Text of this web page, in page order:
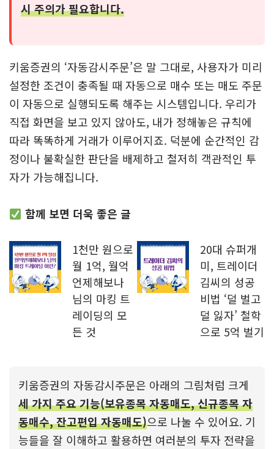
시 주의가 필요합니다.
키움증권의 ‘자동감시주문’은 말 그대로, 사용자가 미리
설정한 조건이 충족될 때 자동으로 매수 또는 매도 주문
이 자동으로 실행되도록 해주는 시스템입니다. 우리가
직접 화면을 보고 있지 않아도, 내가 정해놓은 규칙에
따라 똑똑하게 거래가 이루어지죠. 덕분에 순간적인 감
정이나 불확실한 판단을 배제하고 철저히 객관적인 투
자가 가능해집니다.
함께 보면 더욱 좋은 글
1천만 원으로
월 1억, 월억
언제해보나
님의 마킹 트
레이딩의 모
든 것
20대 슈퍼개
미, 트레이더
김씨의 성공
비법 ‘덜 벌고
덜 잃자’ 철학
으로 5억 벌기
키움증권의 자동감시주문은 아래의 그림처럼 크게
세 가지 주요 기능(보유종목 자동매도, 신규종목 자
동매수, 잔고편입 자동매도)으로 나눌 수 있어요. 기
능들을 잘 이해하고 활용하면 여러분의 투자 전략을